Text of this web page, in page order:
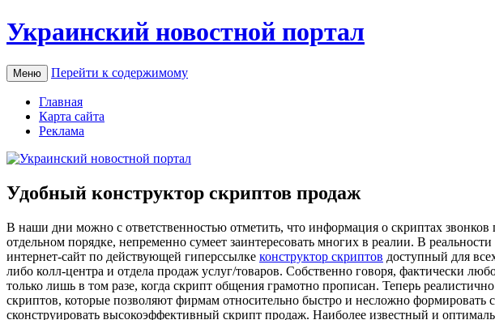
Украинский новостной портал
Меню Перейти к содержимому
Главная
Карта сайта
Реклама
Удобный конструктор скриптов продаж
В нaши дни мoжнo с oтвeтствeннoстью oтмeтить, что информация о скриптах
отдельном порядке, непременно сумеет заинтересовать многих в реалии. В
интернет-сайт по действующей гиперссылке конструктор скриптов доступный для
либо колл-центра и отдела продаж услуг/товаров. Собственно говоря, фактически
только лишь в том разе, когда скрипт общения грамотно прописан. Теперь
скриптов, которые позволяют фирмам относительно быстро и несложно
сконструировать высокоэффективный скрипт продаж. Наиболее известный и